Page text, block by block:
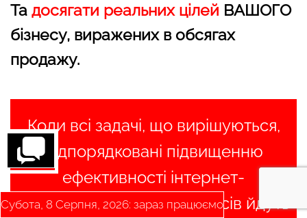
Та досягати реальних цілей ВАШОГО
бізнесу, виражених в обсягах
продажу.
Коли всі задачі, що вирішуються,
підпорядковані підвищенню
ефективності інтернет-
маркетингу, багато процесів йдуть
Субота, 8 Серпня, 2026: зараз працюємо